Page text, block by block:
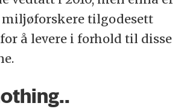
tilgodesett
å levere i forhold til disse